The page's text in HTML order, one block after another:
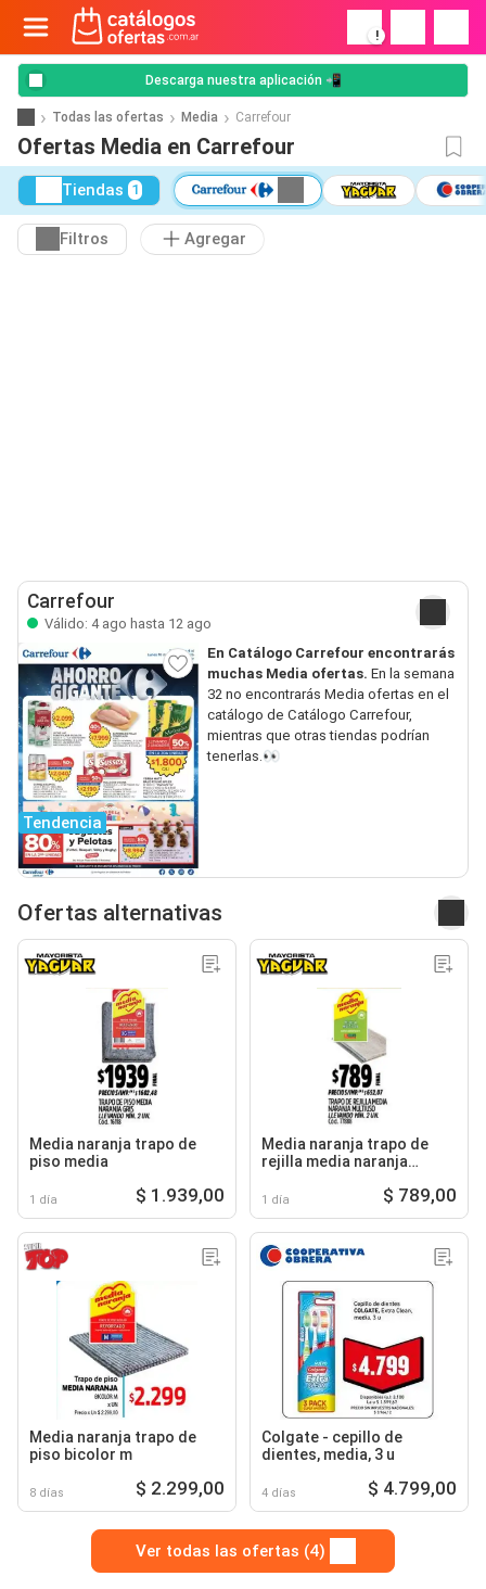
!
Descarga nuestra aplicación 📲
Todas las ofertas Media Carrefour
Ofertas Media en Carrefour
Tiendas 1
Filtros Agregar
Carrefour
Válido: 4 ago hasta 12 ago
Tendencia
En Catálogo Carrefour encontrarás
muchas Media ofertas. En la semana
32 no encontrarás Media ofertas en el
catálogo de Catálogo Carrefour,
mientras que otras tiendas podrían
tenerlas.👀
Ofertas alternativas
Media naranja trapo de
piso media
1 día $ 1.939,00
Media naranja trapo de
rejilla media naranja
1 día $ 789,00
Media naranja trapo de
piso bicolor m
8 días $ 2.299,00
Colgate - cepillo de
dientes, media, 3 u
4 días $ 4.799,00
Ver todas las ofertas (4)